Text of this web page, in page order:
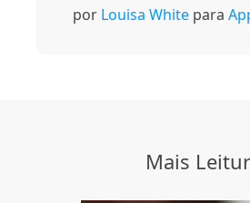
por Louisa White para
Mais